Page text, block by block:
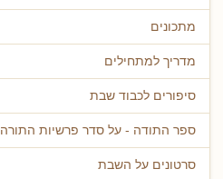
מתכונים
מדריך למתחילים
סיפורים לכבוד שבת
ספר התודה - על סדר פרשיות התורה
סרטונים על השבת